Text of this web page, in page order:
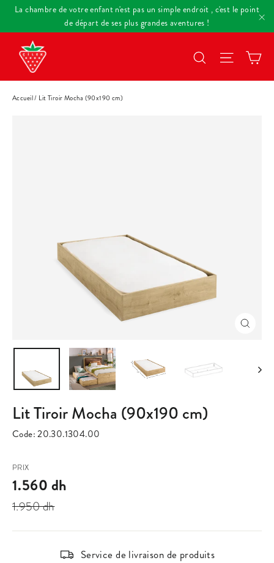
Passer
contenu
La chambre de votre enfant n'est pas un simple endroit , c'est le point
de départ de ses plus grandes aventures !
Rechercher
Accueil/ Lit Tiroir Mocha (90x190 cm)
Lit Tiroir Mocha (90x190 cm)
Code:20.30.1304.00
Prix
régulier
Prix
réduit
PRIX
1.560 dh
1.950 dh
Service de livraison de produits